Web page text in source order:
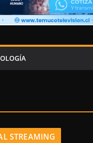
STREAMING